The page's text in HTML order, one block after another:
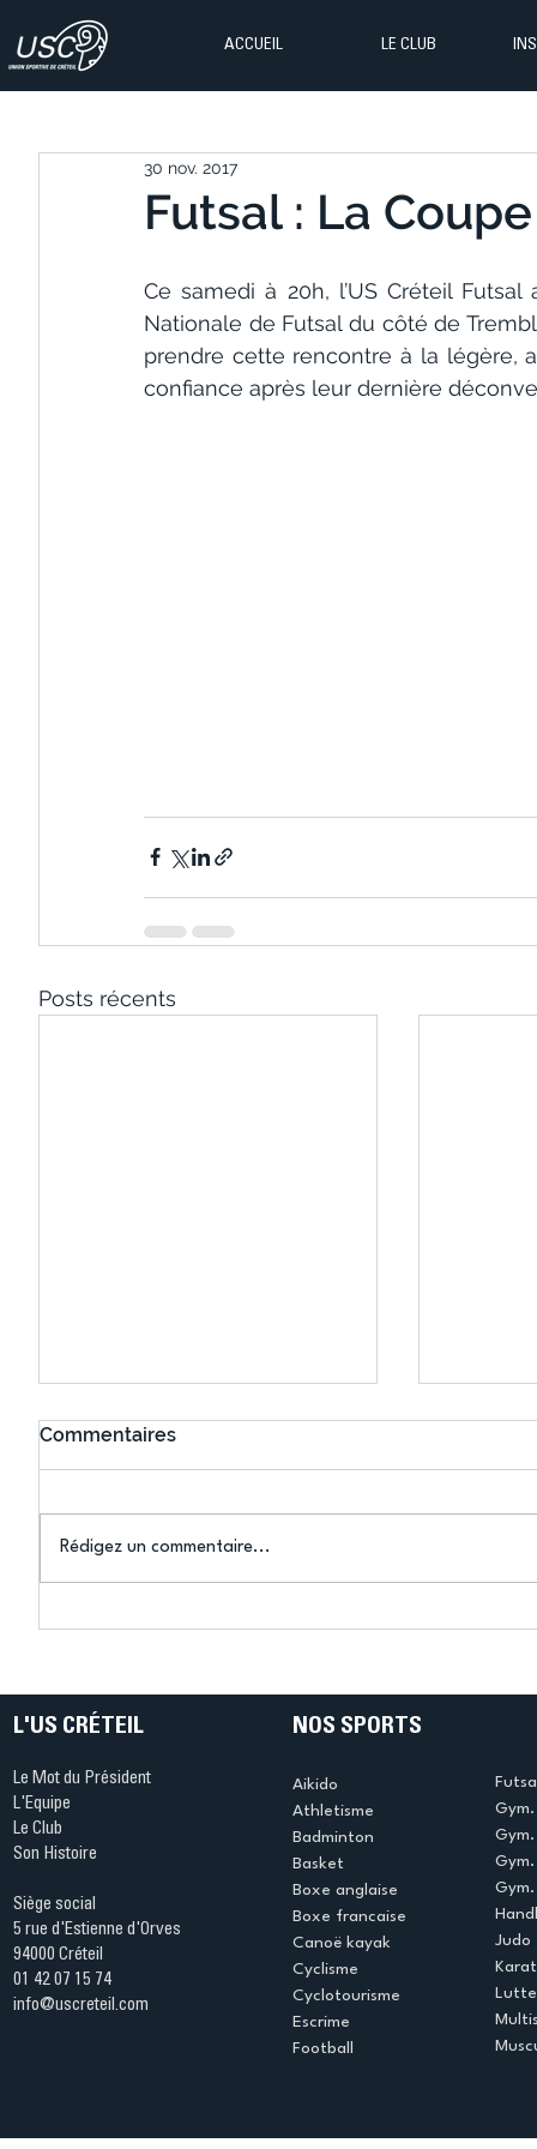
ACCUEIL LE CLUB
Futsal : La
30 nov. 2017
Ce samedi à 20h, l’US Créteil
Nationale de Futsal du côté de
prendre cette rencontre à la légère,
confiance après leur dernière
Posts récents
Commentaires
Rédigez un commentaire...
L'US CRÉTEIL
Le Mot du Président
L'Equipe
Le Club
Son Histoire
Siège social
5 rue d'Estienne d'Orves
94000 Créteil
01 42 07 15 74
info@uscreteil.com
NOS SPORTS
Aikido
Athletisme
Badminton
Basket
Boxe anglaise
Boxe francaise
Canoë kayak
Cyclisme
Cyclotourisme
Escrime
Football
Judo
Lutte